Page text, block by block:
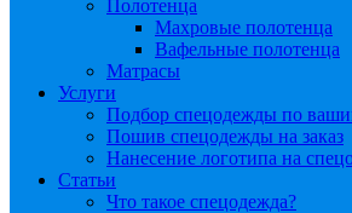
Полотенца
Махровые полотенца
Вафельные полотенца
Матрасы
Услуги
Подбор спецодежды по
Пошив спецодежды на заказ
Нанесение логотипа на
Статьи
Что такое спецодежда?